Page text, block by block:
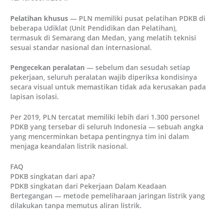
Pelatihan khusus — PLN memiliki pusat pelatihan PDKB di
beberapa Udiklat (Unit Pendidikan dan Pelatihan),
termasuk di Semarang dan Medan, yang melatih teknisi
sesuai standar nasional dan internasional.
Pengecekan peralatan — sebelum dan sesudah setiap
pekerjaan, seluruh peralatan wajib diperiksa kondisinya
secara visual untuk memastikan tidak ada kerusakan pada
lapisan isolasi.
Per 2019, PLN tercatat memiliki lebih dari 1.300 personel
PDKB yang tersebar di seluruh Indonesia — sebuah angka
yang mencerminkan betapa pentingnya tim ini dalam
menjaga keandalan listrik nasional.
FAQ
PDKB singkatan dari apa?
PDKB singkatan dari Pekerjaan Dalam Keadaan
Bertegangan — metode pemeliharaan jaringan listrik yang
dilakukan tanpa memutus aliran listrik.